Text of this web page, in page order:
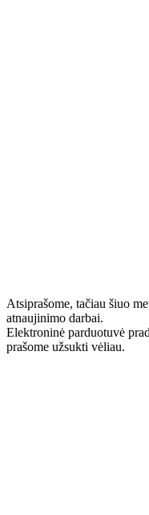
Atsiprašome, tačiau šiuo
atnaujinimo darbai.
Elektroninė parduotuvė
prašome užsukti vėliau.